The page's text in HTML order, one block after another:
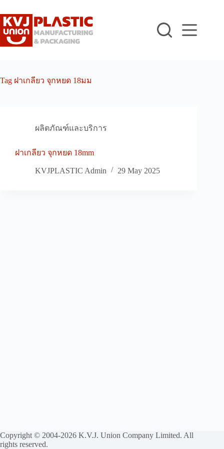
to
content
Tag ฝาเกลียว จุกหยด 18มม
ผลิตภัณฑ์และบริการ
ฝาเกลียว จุกหยด 18mm
KVJPLASTIC Admin 29 May 2025
Copyright © 2004-2026 K.V.J. Union Company Limited. All
rights reserved.